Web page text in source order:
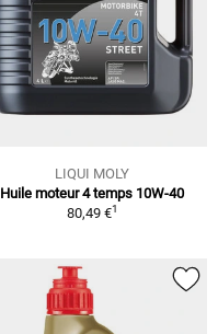
LIQUI MOLY
Huile moteur 4 temps 10W-40
80,49 €1